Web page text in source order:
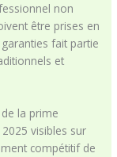
non
être prises en
fait partie
et
la prime
visibles sur
compétitif de